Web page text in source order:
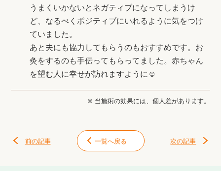
うまくいかないとネガティブになってしまうけ
ど、なるべくポジティブにいれるように気をつけ
ていました。
あと夫にも協力してもらうのもおすすめです。お
灸をするのも手伝ってもらってました。赤ちゃん
を望む人に幸せが訪れますように☺︎
※ 当施術の効果には、個人差があります。
前の記事 一覧へ戻る 次の記事